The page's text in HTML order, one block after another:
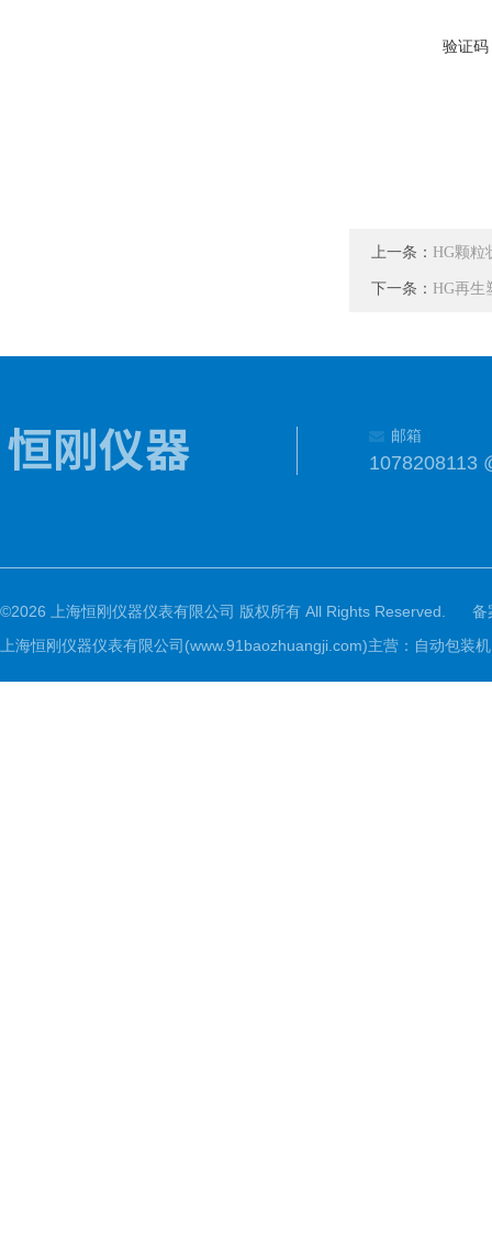
验证码
上一条： HG颗粒
下一条： HG再生
邮箱
1078208113
©2026 上海恒刚仪器仪表有限公司 版权所有 All Rights Reserved.
备
上海恒刚仪器仪表有限公司(www.91baozhuangji.com)主营：自动包